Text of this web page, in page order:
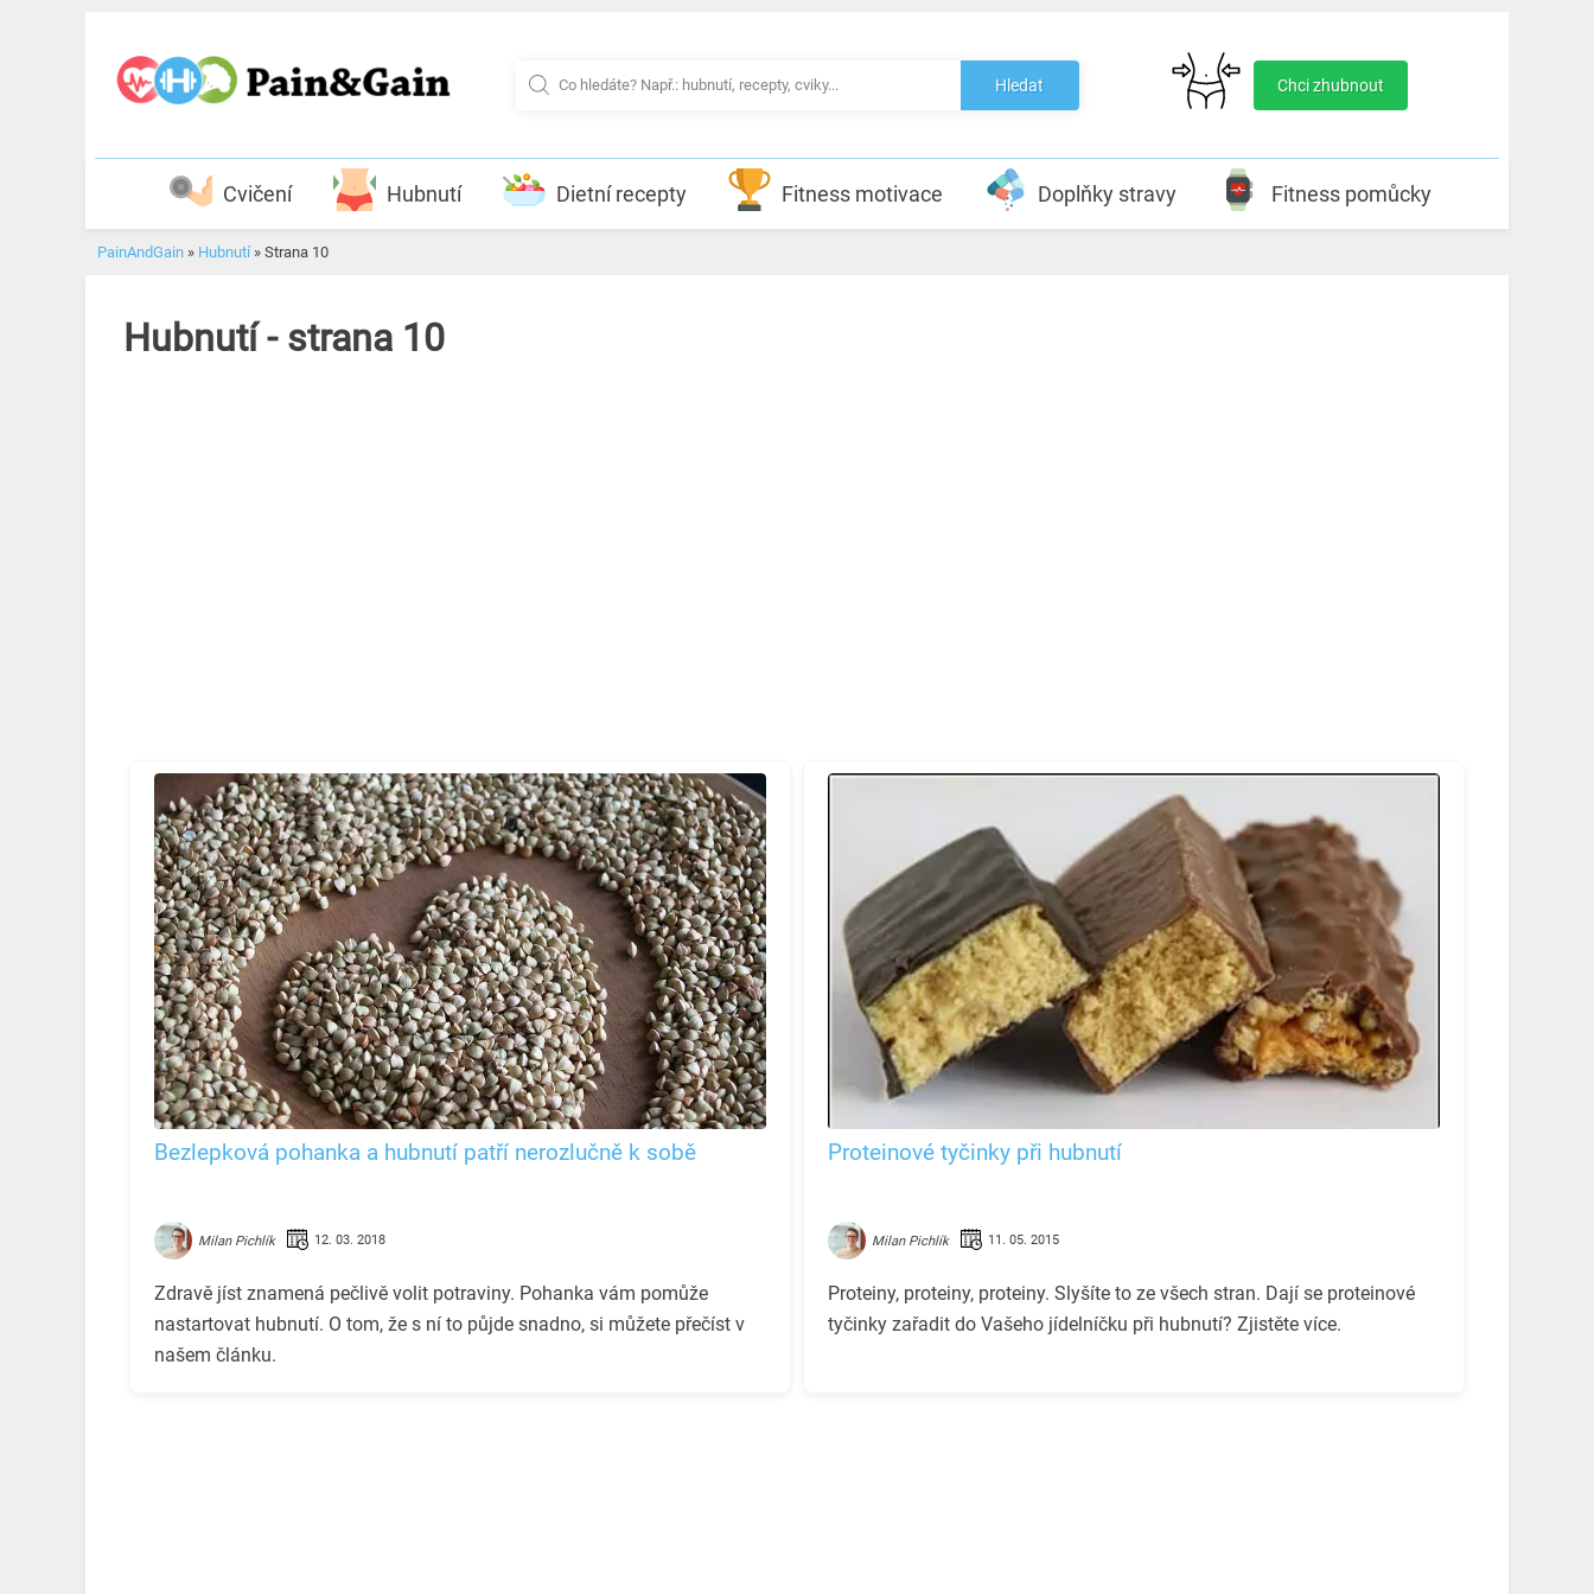
Hledat Chci zhubnout
Cvičení Hubnutí Dietní recepty Fitness motivace Doplňky stravy Fitness pomůcky
PainAndGain » Hubnutí» Strana 10
Hubnutí - strana 10
Bezlepková pohanka a hubnutí patří nerozlučně k sobě
Milan Pichlík 12. 03. 2018
Zdravě jíst znamená pečlivě volit potraviny. Pohanka vám pomůže
nastartovat hubnutí. O tom, že s ní to půjde snadno, si můžete přečíst v
našem článku.
Proteinové tyčinky při hubnutí
Milan Pichlík 11. 05. 2015
Proteiny, proteiny, proteiny. Slyšíte to ze všech stran. Dají se proteinové
tyčinky zařadit do Vašeho jídelníčku při hubnutí? Zjistěte více.